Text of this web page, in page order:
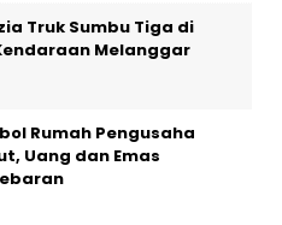
Truk Sumbu Tiga di
Melanggar
Rumah Pengusaha
Uang dan Emas